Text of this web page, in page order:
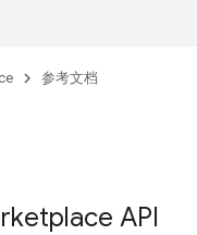
参考文档
API